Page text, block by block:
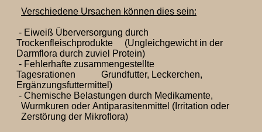
Verschiedene Ursachen können dies sein:
- Eiweiß Überversorgung durch
Trockenfleischprodukte (Ungleichgewicht in der
Darmflora durch zuviel Protein)
- Fehlerhafte zusammengestellte
Tagesrationen Grundfutter, Leckerchen,
Ergänzungsfuttermittel)
- Chemische Belastungen durch Medikamente,
Wurmkuren oder Antiparasitenmittel (Irritation oder
Zerstörung der Mikroflora)